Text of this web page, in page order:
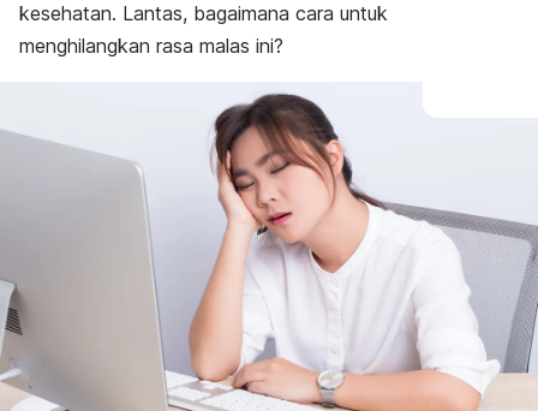
kesehatan. Lantas, bagaimana cara untuk
menghilangkan rasa malas ini?